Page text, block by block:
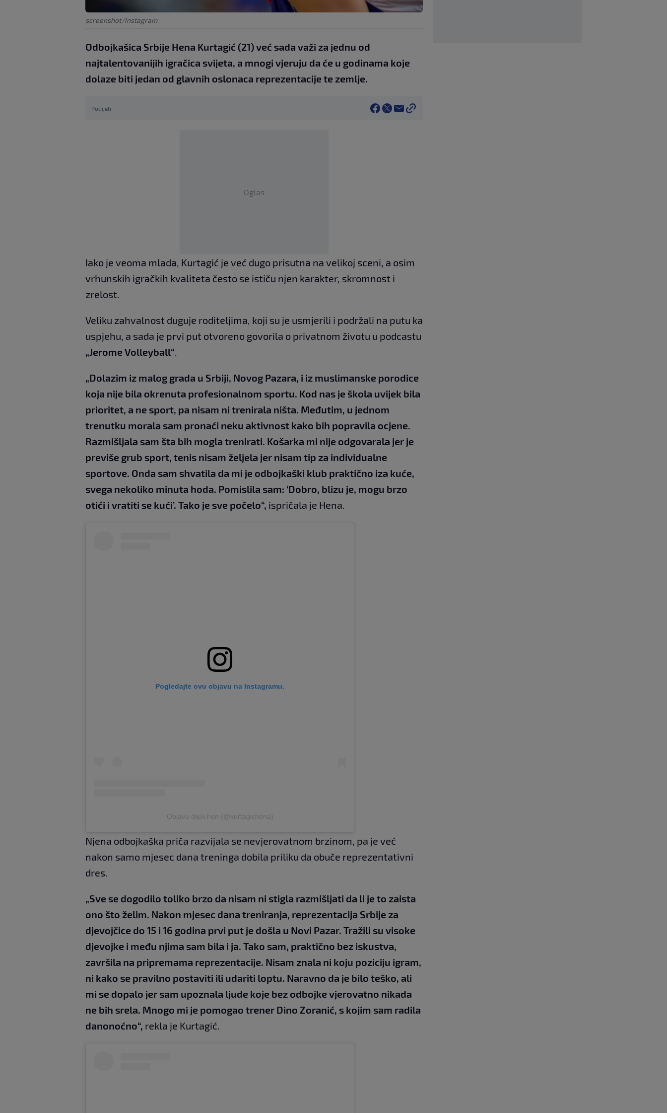
screenshot/Instagram
Odbojkašica Srbije Hena Kurtagić (21) već sada važi za jednu od
najtalentovanijih igračica svijeta, a mnogi vjeruju da će u godinama koje
dolaze biti jedan od glavnih oslonaca reprezentacije te zemlje.
Podijeli
Oglas
Iako je veoma mlada, Kurtagić je već dugo prisutna na velikoj sceni, a osim
vrhunskih igračkih kvaliteta često se ističu njen karakter, skromnost i
zrelost.
Veliku zahvalnost duguje roditeljima, koji su je usmjerili i podržali na putu ka
uspjehu, a sada je prvi put otvoreno govorila o privatnom životu u podcastu
„Jerome Volleyball“.
„Dolazim iz malog grada u Srbiji, Novog Pazara, i iz muslimanske porodice
koja nije bila okrenuta profesionalnom sportu. Kod nas je škola uvijek bila
prioritet, a ne sport, pa nisam ni trenirala ništa. Međutim, u jednom
trenutku morala sam pronaći neku aktivnost kako bih popravila ocjene.
Razmišljala sam šta bih mogla trenirati. Košarka mi nije odgovarala jer je
previše grub sport, tenis nisam željela jer nisam tip za individualne
sportove. Onda sam shvatila da mi je odbojkaški klub praktično iza kuće,
svega nekoliko minuta hoda. Pomislila sam: ‘Dobro, blizu je, mogu brzo
otići i vratiti se kući’. Tako je sve počelo“, ispričala je Hena.
Pogledajte ovu objavu na Instagramu.
Objavu dijeli hen (@kurtagichena)
Njena odbojkaška priča razvijala se nevjerovatnom brzinom, pa je već
nakon samo mjesec dana treninga dobila priliku da obuče reprezentativni
dres.
„Sve se dogodilo toliko brzo da nisam ni stigla razmišljati da li je to zaista
ono što želim. Nakon mjesec dana treniranja, reprezentacija Srbije za
djevojčice do 15 i 16 godina prvi put je došla u Novi Pazar. Tražili su visoke
djevojke i među njima sam bila i ja. Tako sam, praktično bez iskustva,
završila na pripremama reprezentacije. Nisam znala ni koju poziciju igram,
ni kako se pravilno postaviti ili udariti loptu. Naravno da je bilo teško, ali
mi se dopalo jer sam upoznala ljude koje bez odbojke vjerovatno nikada
ne bih srela. Mnogo mi je pomogao trener Dino Zoranić, s kojim sam radila
danonoćno“, rekla je Kurtagić.